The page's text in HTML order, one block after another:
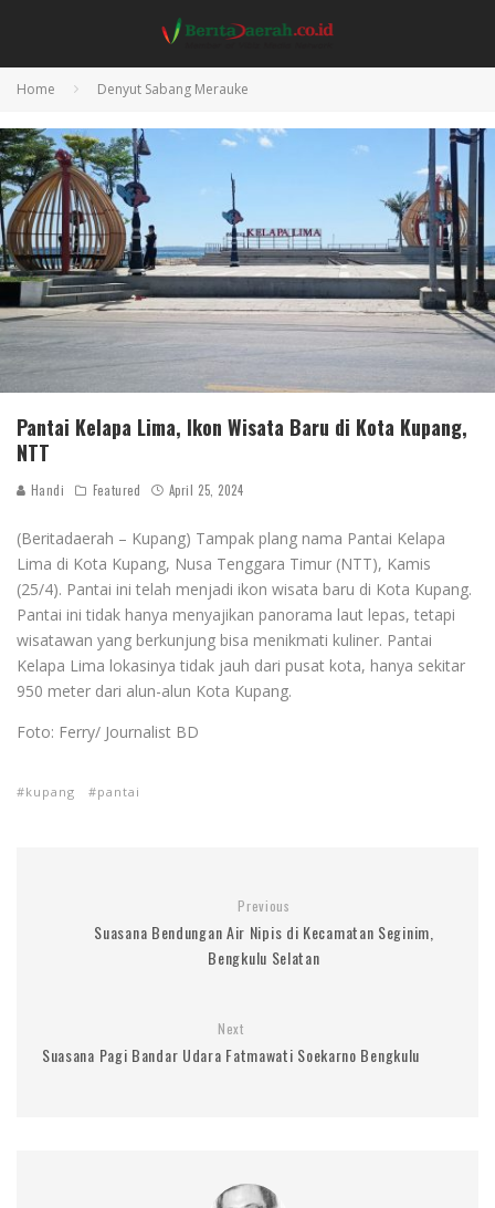
Home Denyut Sabang Merauke
Pantai Kelapa Lima, Ikon Wisata Baru di Kota Kupang,
NTT
Handi Featured April 25, 2024
(Beritadaerah – Kupang) Tampak plang nama Pantai Kelapa
Lima di Kota Kupang, Nusa Tenggara Timur (NTT), Kamis
(25/4). Pantai ini telah menjadi ikon wisata baru di Kota Kupang.
Pantai ini tidak hanya menyajikan panorama laut lepas, tetapi
wisatawan yang berkunjung bisa menikmati kuliner. Pantai
Kelapa Lima lokasinya tidak jauh dari pusat kota, hanya sekitar
950 meter dari alun-alun Kota Kupang.
Foto: Ferry/ Journalist BD
kupang pantai
Previous
Suasana Bendungan Air Nipis di Kecamatan Seginim,
Bengkulu Selatan
Next
Suasana Pagi Bandar Udara Fatmawati Soekarno Bengkulu